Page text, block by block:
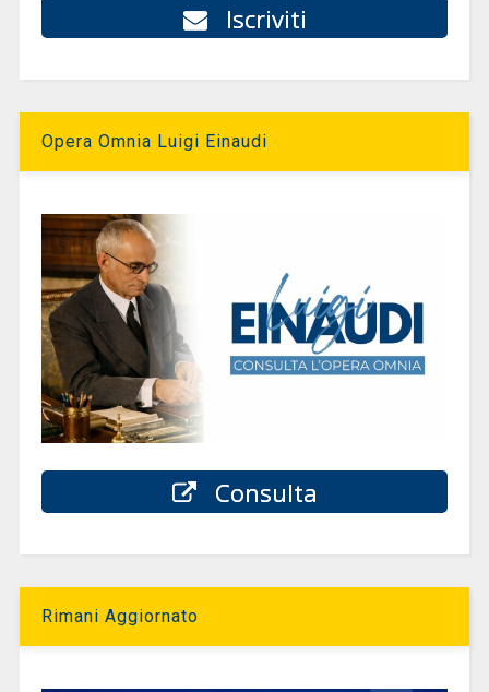
Iscriviti
Opera Omnia Luigi Einaudi
Consulta
Rimani Aggiornato